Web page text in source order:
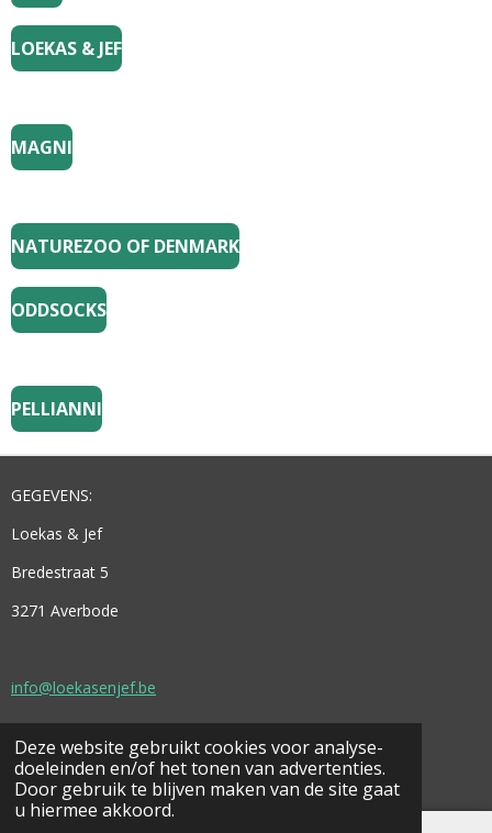
Deze website gebruikt cookies voor analyse-
doeleinden en/of het tonen van advertenties.
Door gebruik te blijven maken van de site gaat
u hiermee akkoord.
LOEKAS & JEF
MAGNI
NATUREZOO OF DENMARK
ODDSOCKS
PELLIANNI
GEGEVENS:
Loekas & Jef
Bredestraat 5
3271 Averbode
info@loekasenjef.be
© 2021 - 2026 Loekas & Jef
Powered byJouwWeb